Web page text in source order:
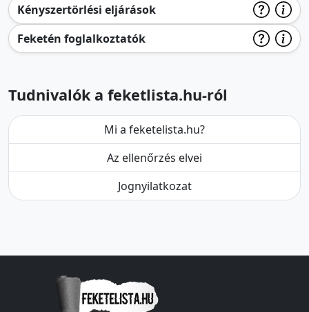
Kényszertörlési eljárások
Feketén foglalkoztatók
Tudnivalók a feketlista.hu-ról
Mi a feketelista.hu?
Az ellenőrzés elvei
Jognyilatkozat